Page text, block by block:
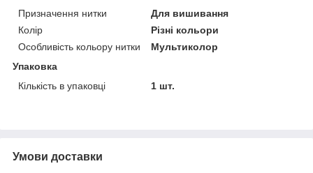
Призначення нитки
Для вишивання
Колір
Різні кольори
Особливість кольору нитки
Мультиколор
Упаковка
Кількість в упаковці
1 шт.
Умови доставки